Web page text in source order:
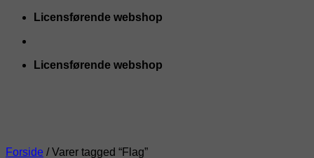
Fortsæt
indhold
Licensførende webshop
Licensførende webshop
Forside /Varer tagged “Flag”